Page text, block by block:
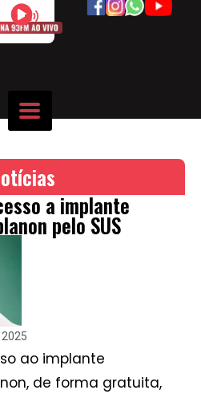
a implante
pelo SUS
ao implante
de forma gratuita,